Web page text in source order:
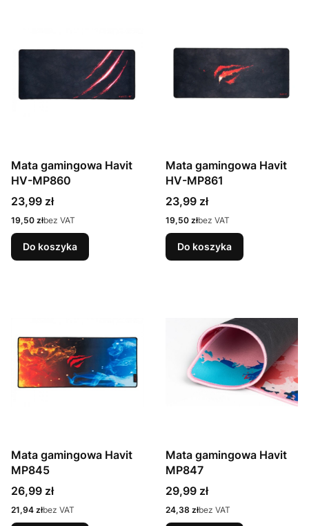
Mata gamingowa Havit
HV-MP860
Cena
23,99 zł
Cena
19,50 złbez VAT
Do koszyka
Mata gamingowa Havit
HV-MP861
Cena
23,99 zł
Cena
19,50 złbez VAT
Do koszyka
Mata gamingowa Havit
MP845
Cena
26,99 zł
Cena
21,94 złbez VAT
Mata gamingowa Havit
MP847
Cena
29,99 zł
Cena
24,38 złbez VAT